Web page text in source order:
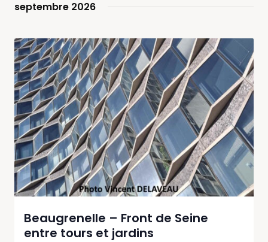
Views
septembre 2026
Beaugrenelle – Front de Seine
entre tours et jardins